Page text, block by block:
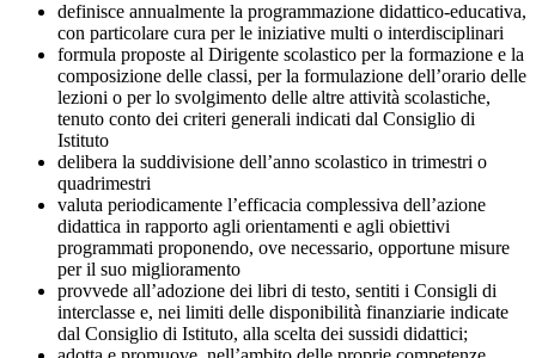
definisce annualmente la programmazione didattico-educativa,
con particolare cura per le iniziative multi o interdisciplinari
formula proposte al Dirigente scolastico per la formazione e la
composizione delle classi, per la formulazione dell’orario delle
lezioni o per lo svolgimento delle altre attività scolastiche,
tenuto conto dei criteri generali indicati dal Consiglio di
Istituto
delibera la suddivisione dell’anno scolastico in trimestri o
quadrimestri
valuta periodicamente l’efficacia complessiva dell’azione
didattica in rapporto agli orientamenti e agli obiettivi
programmati proponendo, ove necessario, opportune misure
per il suo miglioramento
provvede all’adozione dei libri di testo, sentiti i Consigli di
interclasse e, nei limiti delle disponibilità finanziarie indicate
dal Consiglio di Istituto, alla scelta dei sussidi didattici;